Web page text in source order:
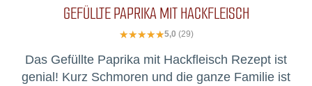
GEFÜLLTE PAPRIKA MIT HACKFLEISCH
5,0 (29)
Das Gefüllte Paprika mit Hackfleisch Rezept ist
genial! Kurz Schmoren und die ganze Familie ist